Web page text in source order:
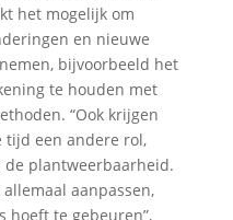
het mogelijk om
en nieuwe
bijvoorbeeld het
te houden met
“Ook krijgen
tijd een andere rol,
plantweerbaarheid.
aanpassen,
hoeft te gebeuren”,